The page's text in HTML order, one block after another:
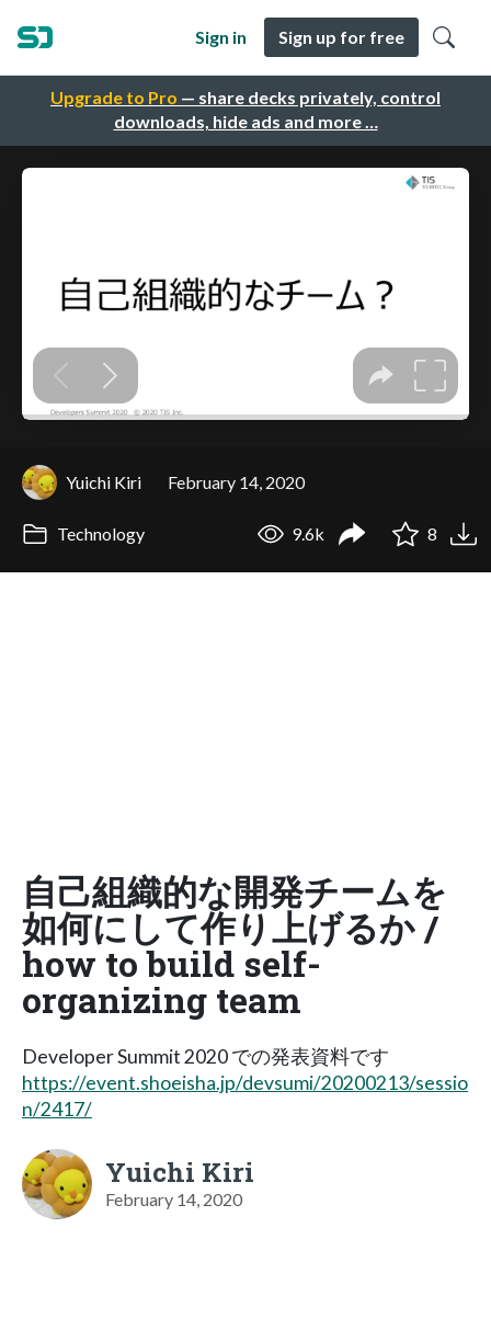
Upgrade to Pro — share decks privately, control
downloads, hide ads and more …
Sign in Sign up for free
Yuichi Kiri February 14, 2020
Technology 9.6k 8
自己組織的な開発チームを
如何にして作り上げるか /
how to build self-
organizing team
Developer Summit 2020 での発表資料です
https://event.shoeisha.jp/devsumi/20200213/sessio
n/2417/
Yuichi Kiri
February 14, 2020